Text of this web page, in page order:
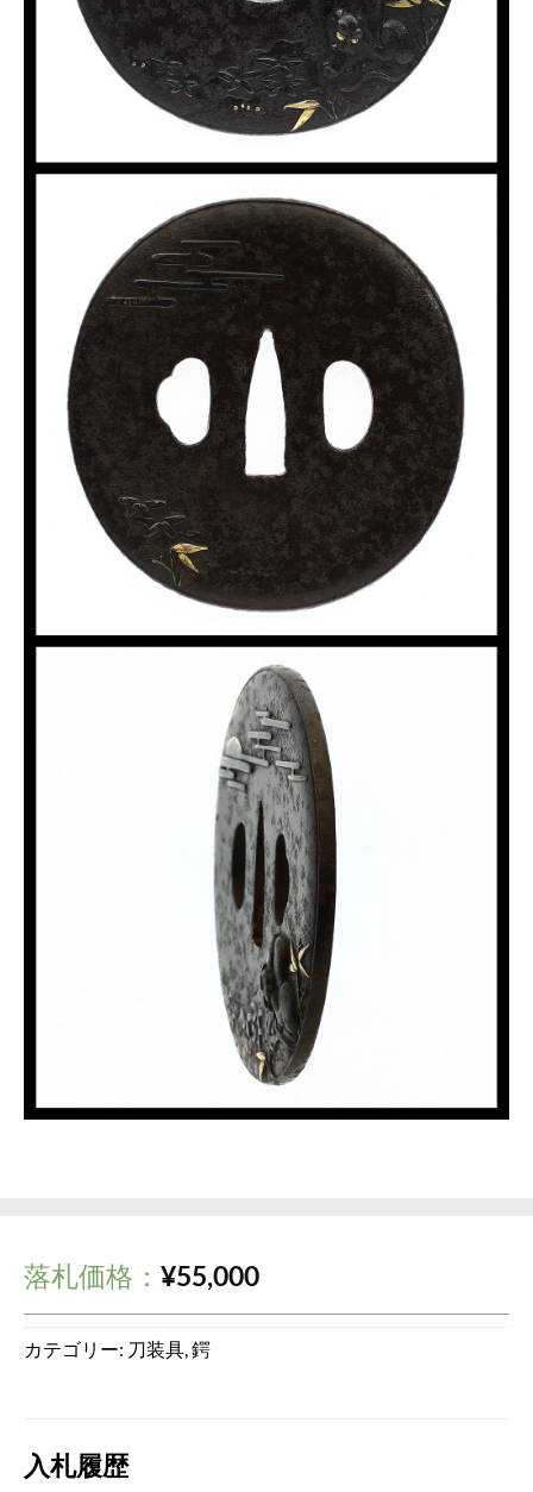
落札価格： ¥55,000
カテゴリー: 刀装具,鍔
入札履歴